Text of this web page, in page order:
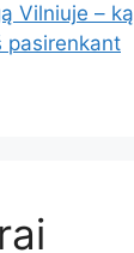
Vilniuje – ką
pasirenkant